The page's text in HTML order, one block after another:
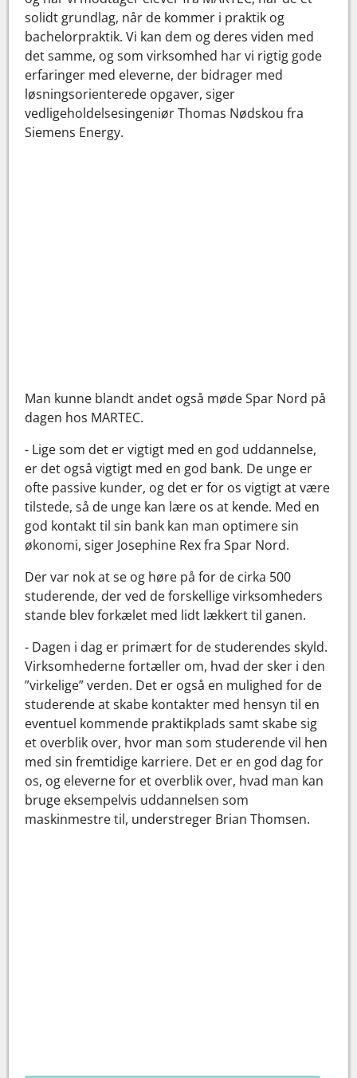
solidt grundlag, når de kommer i praktik og
bachelorpraktik. Vi kan dem og deres viden med
det samme, og som virksomhed har vi rigtig gode
erfaringer med eleverne, der bidrager med
løsningsorienterede opgaver, siger
vedligeholdelsesingeniør Thomas Nødskou fra
Siemens Energy.
Man kunne blandt andet også møde Spar Nord på
dagen hos MARTEC.
- Lige som det er vigtigt med en god uddannelse,
er det også vigtigt med en god bank. De unge er
ofte passive kunder, og det er for os vigtigt at være
tilstede, så de unge kan lære os at kende. Med en
god kontakt til sin bank kan man optimere sin
økonomi, siger Josephine Rex fra Spar Nord.
Der var nok at se og høre på for de cirka 500
studerende, der ved de forskellige virksomheders
stande blev forkælet med lidt lækkert til ganen.
- Dagen i dag er primært for de studerendes skyld.
Virksomhederne fortæller om, hvad der sker i den
”virkelige” verden. Det er også en mulighed for de
studerende at skabe kontakter med hensyn til en
eventuel kommende praktikplads samt skabe sig
et overblik over, hvor man som studerende vil hen
med sin fremtidige karriere. Det er en god dag for
os, og eleverne for et overblik over, hvad man kan
bruge eksempelvis uddannelsen som
maskinmestre til, understreger Brian Thomsen.